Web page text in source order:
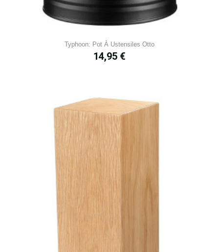
Typhoon: Pot À Ustensiles Otto
Prix
14,95 €